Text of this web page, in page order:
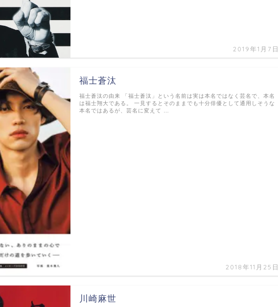
2019年1月7日
福士蒼汰
2018年11月25日
福士蒼汰の由来 「福士蒼汰」という名前は実は本名ではなく芸名で、本名
は福士翔大である。 一見するとそのままでも十分俳優として通用しそうな
本名ではあるが、芸名に変えて …
川崎麻世